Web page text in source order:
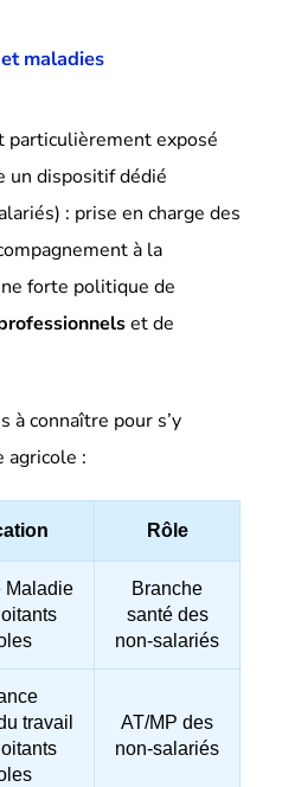
maladies
particulièrement exposé
un dispositif dédié
: prise en charge des
à la
forte politique de
et de
à connaître pour s’y
agricole :
Rôle
Maladie
Branche
santé des
non-salariés
travail
AT/MP des
non-salariés